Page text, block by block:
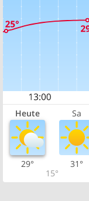
Heute Sa
29°
15°
31°